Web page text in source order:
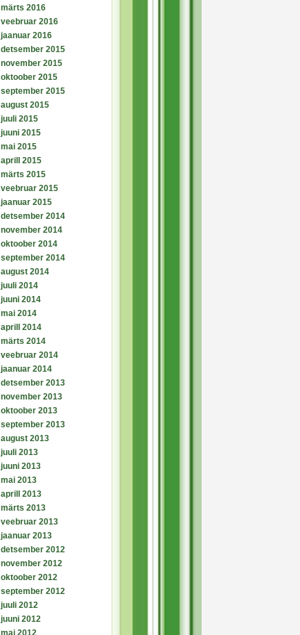
märts 2016
veebruar 2016
jaanuar 2016
detsember 2015
november 2015
oktoober 2015
september 2015
august 2015
juuli 2015
juuni 2015
mai 2015
aprill 2015
märts 2015
veebruar 2015
jaanuar 2015
detsember 2014
november 2014
oktoober 2014
september 2014
august 2014
juuli 2014
juuni 2014
mai 2014
aprill 2014
märts 2014
veebruar 2014
jaanuar 2014
detsember 2013
november 2013
oktoober 2013
september 2013
august 2013
juuli 2013
juuni 2013
mai 2013
aprill 2013
märts 2013
veebruar 2013
jaanuar 2013
detsember 2012
november 2012
oktoober 2012
september 2012
juuli 2012
juuni 2012
mai 2012